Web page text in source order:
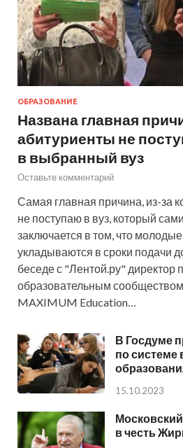
ОБРАЗОВАНИЕ
Названа главная
абитуриенты не
в выбранный вуз
Оставьте комментарий
Самая главная причина, из-за
не поступаю в вуз, который
заключается в том, что
укладываются в сроки подачи
беседе с "Лентой.ру" директор
образовательным
MAXIMUM Education…
В Госдуме
по системе
15.10.2023
в честь